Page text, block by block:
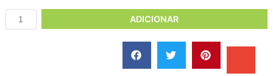
ADICIONAR